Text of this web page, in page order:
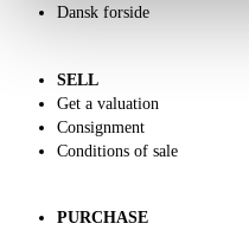
Dansk forside
SELL
Get a valuation
Consignment
Conditions of sale
PURCHASE